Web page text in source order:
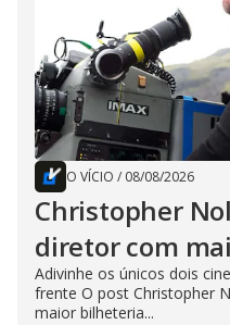
O VÍCIO / 08/08/2026
Christopher
diretor com
Adivinhe os únicos dois
frente O post Christopher
maior bilheteria...